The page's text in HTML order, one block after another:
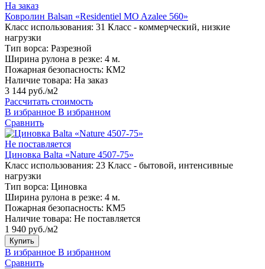
На заказ
Ковролин Balsan «Residentiel MO Azalee 560»
Класс использования: 31 Класс - коммерческий, низкие
нагрузки
Тип ворса: Разрезной
Ширина рулона в резке: 4 м.
Пожарная безопасность: КМ2
Наличие товара: На заказ
3 144 руб./м2
Рассчитать стоимость
В избранное В избранном
Сравнить
Не поставляется
Циновка Balta «Nature 4507-75»
Класс использования: 23 Класс - бытовой, интенсивные
нагрузки
Тип ворса: Циновка
Ширина рулона в резке: 4 м.
Пожарная безопасность: КМ5
Наличие товара: Не поставляется
1 940 руб./м2
Купить
В избранное В избранном
Сравнить